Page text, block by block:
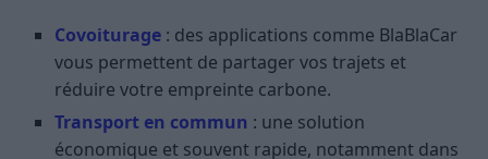
Covoiturage : des applications comme BlaBlaCar
vous permettent de partager vos trajets et
réduire votre empreinte carbone.
Transport en commun : une solution
économique et souvent rapide, notamment dans